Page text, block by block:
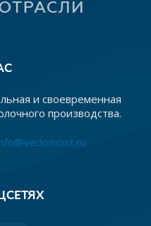
и своевременная
производства.